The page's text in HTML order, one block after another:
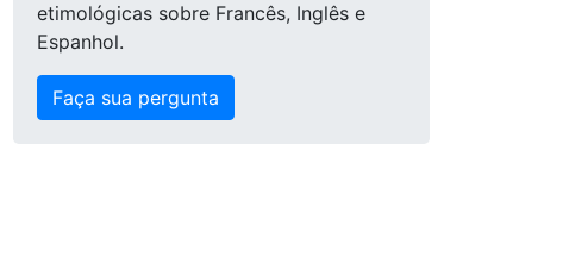
etimológicas sobre Francês, Inglês e
Espanhol.
Faça sua pergunta